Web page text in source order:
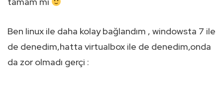
Ben linux ile daha kolay bağlandım , windowsta 7 ile
de denedim,hatta virtualbox ile de denedim,onda
da zor olmadı gerçi :